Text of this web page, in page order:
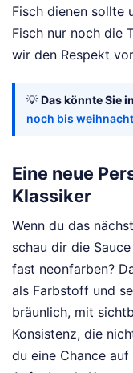
Fisch dienen sollte
Fisch nur noch die
wir den Respekt
💡 Das könnte Sie
noch bis
Eine neue
Klassiker
Wenn du das
schau dir die
fast neonfarben?
als Farbstoff und
bräunlich, mit
Konsistenz, die
du eine Chance